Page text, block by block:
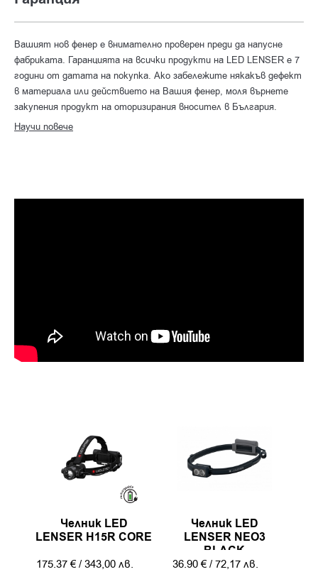
Вашият нов фенер е внимателно проверен преди да напусне
фабриката. Гаранцията на всички продукти на LED LENSER е 7
години от датата на покупка. Ако забележите някакъв дефект
в материала или действието на Вашия фенер, моля върнете
закупения продукт на оторизирания вносител в България.
Научи повече
Челник LED
LENSER H15R CORE
175.37 € / 343,00 лв.
Челник LED
LENSER NEO3
BLACK
36.90 € / 72,17 лв.